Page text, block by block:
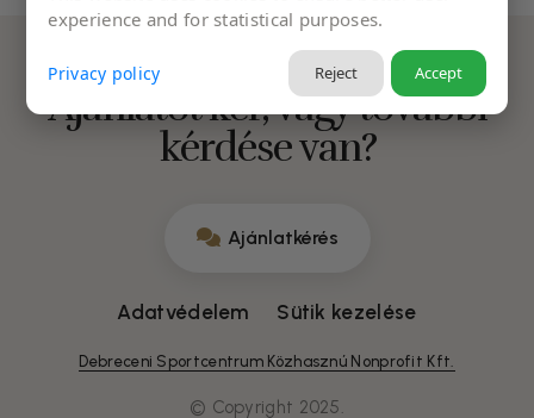
Ajánlatot kér, vagy további
kérdése van?
Ajánlatkérés
© Copyright 2025.
Adatvédelem Sütik kezelése
Debreceni Sportcentrum Közhasznú Nonprofit Kft.
experience and for statistical purposes.
Privacy policy Reject Accept